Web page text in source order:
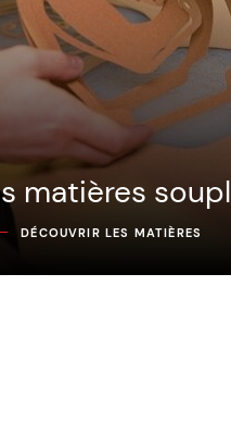
matières
DÉCOUVRIR LES MATIÈRES